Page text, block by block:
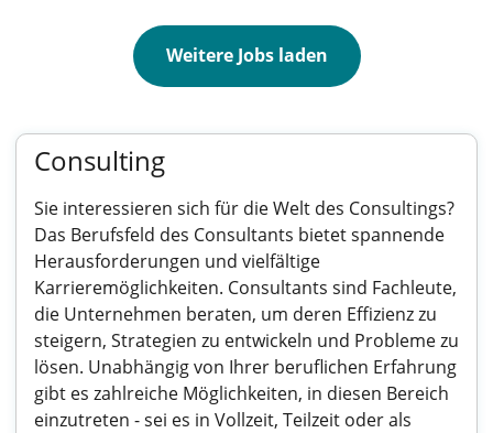
Weitere Jobs laden
Consulting
Sie interessieren sich für die Welt des Consultings?
Das Berufsfeld des Consultants bietet spannende
Herausforderungen und vielfältige
Karrieremöglichkeiten. Consultants sind Fachleute,
die Unternehmen beraten, um deren Effizienz zu
steigern, Strategien zu entwickeln und Probleme zu
lösen. Unabhängig von Ihrer beruflichen Erfahrung
gibt es zahlreiche Möglichkeiten, in diesen Bereich
einzutreten - sei es in Vollzeit, Teilzeit oder als